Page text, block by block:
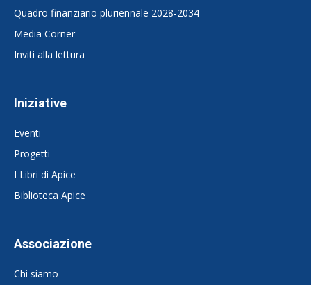
Quadro finanziario pluriennale 2028-2034
Media Corner
Inviti alla lettura
Iniziative
Eventi
Progetti
I Libri di Apice
Biblioteca Apice
Associazione
Chi siamo